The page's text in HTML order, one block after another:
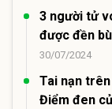
3 người tử
được đền
30/07/2024
Tai nạn
Điểm đen